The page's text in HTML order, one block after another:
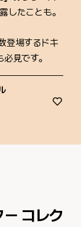
したことも。
登場するドキ
見です。
コレク